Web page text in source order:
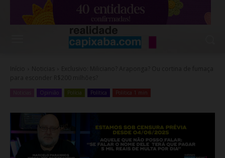
Opinião Polícia Política Politica 1 min